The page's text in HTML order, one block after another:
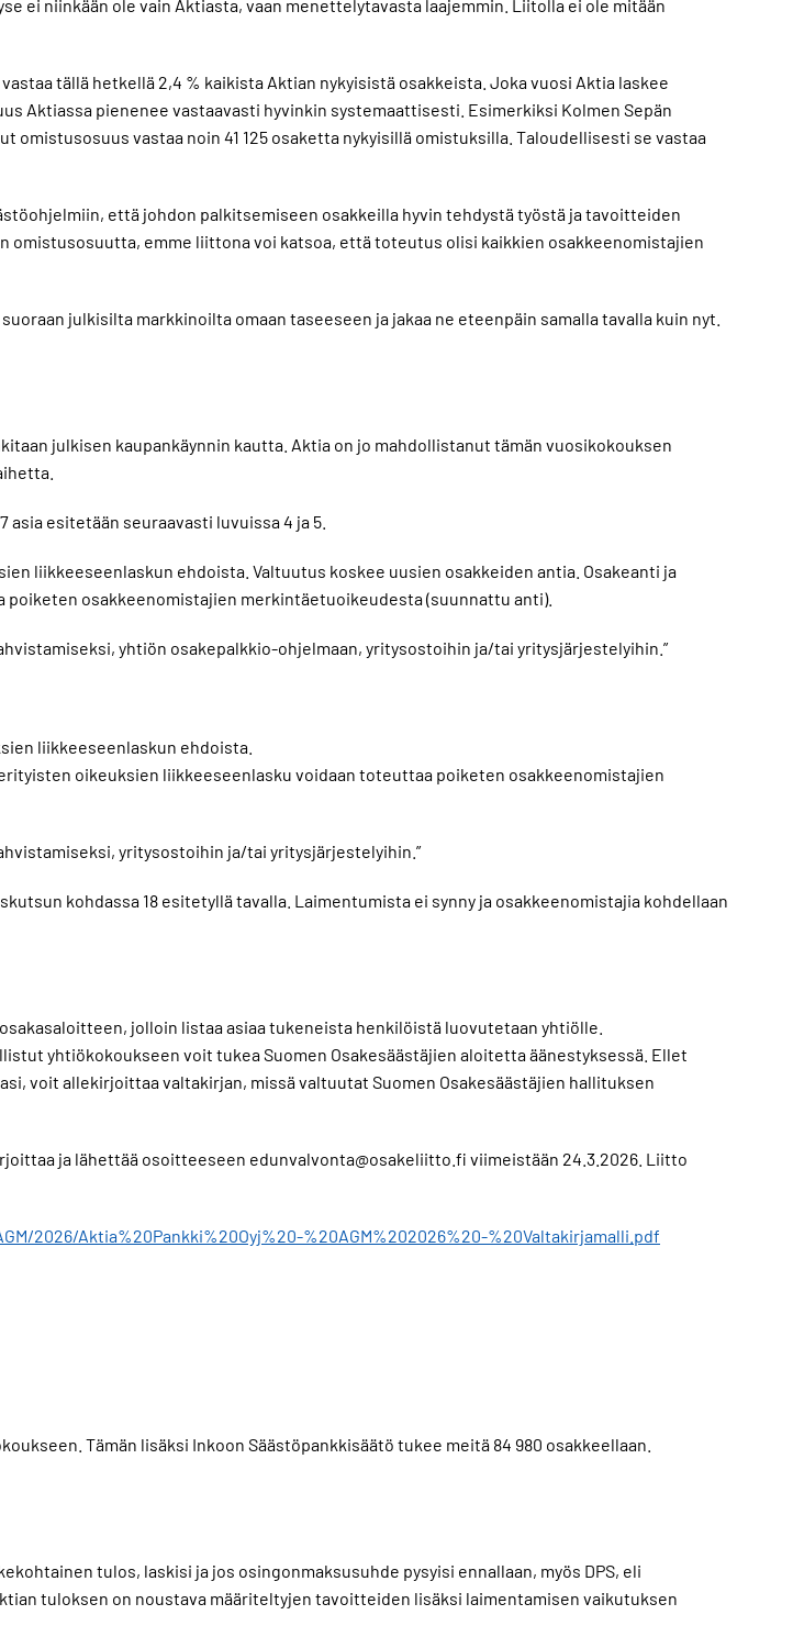
ei niinkään ole vain Aktiasta, vaan menettelytavasta laajemmin. Liitolla ei ole mitään
tällä hetkellä 2,4 % kaikista Aktian nykyisistä osakkeista. Joka vuosi Aktia laskee
Aktiassa pienenee vastaavasti hyvinkin systemaattisesti. Esimerkiksi Kolmen Sepän
vastaa noin 41 125 osaketta nykyisillä omistuksilla. Taloudellisesti se vastaa
että johdon palkitsemiseen osakkeilla hyvin tehdystä työstä ja tavoitteiden
emme liittona voi katsoa, että toteutus olisi kaikkien osakkeenomistajien
julkisilta markkinoilta omaan taseeseen ja jakaa ne eteenpäin samalla tavalla kuin nyt.
julkisen kaupankäynnin kautta. Aktia on jo mahdollistanut tämän vuosikokouksen
esitetään seuraavasti luvuissa 4 ja 5.
liikkeeseenlaskun ehdoista. Valtuutus koskee uusien osakkeiden antia. Osakeanti ja
osakkeenomistajien merkintäetuoikeudesta (suunnattu anti).
yhtiön osakepalkkio-ohjelmaan, yritysostoihin ja/tai yritysjärjestelyihin.”
liikkeeseenlaskun ehdoista.
oikeuksien liikkeeseenlasku voidaan toteuttaa poiketen osakkeenomistajien
yritysostoihin ja/tai yritysjärjestelyihin.”
kohdassa 18 esitetyllä tavalla. Laimentumista ei synny ja osakkeenomistajia kohdellaan
jolloin listaa asiaa tukeneista henkilöistä luovutetaan yhtiölle.
yhtiökokoukseen voit tukea Suomen Osakesäästäjien aloitetta äänestyksessä. Ellet
voit allekirjoittaa valtakirjan, missä valtuutat Suomen Osakesäästäjien hallituksen
ja lähettää osoitteeseen edunvalvonta@osakeliitto.fi viimeistään 24.3.2026. Liitto
Aktia%20Pankki%20Oyj%20-%20AGM%202026%20-%20Valtakirjamalli.pdf
Tämän lisäksi Inkoon Säästöpankkisäätö tukee meitä 84 980 osakkeellaan.
tulos, laskisi ja jos osingonmaksusuhde pysyisi ennallaan, myös DPS, eli
tuloksen on noustava määriteltyjen tavoitteiden lisäksi laimentamisen vaikutuksen